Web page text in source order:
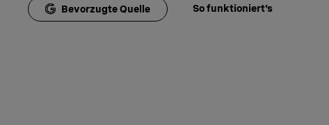
Bevorzugte Quelle So funktioniert's